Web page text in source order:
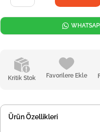
Kritik Stok Favorilere Ekle
Ürün Özellikleri